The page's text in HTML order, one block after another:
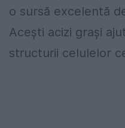
o sursă excelentă
Acești acizi grași
structurii celulelor